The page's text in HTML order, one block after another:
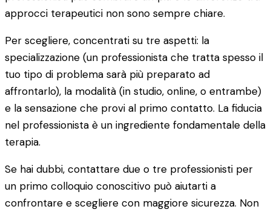
approcci terapeutici non sono sempre chiare.
Per scegliere, concentrati su tre aspetti: la
specializzazione (un professionista che tratta spesso il
tuo tipo di problema sarà più preparato ad
affrontarlo), la modalità (in studio, online, o entrambe)
e la sensazione che provi al primo contatto. La fiducia
nel professionista è un ingrediente fondamentale della
terapia.
Se hai dubbi, contattare due o tre professionisti per
un primo colloquio conoscitivo può aiutarti a
confrontare e scegliere con maggiore sicurezza. Non